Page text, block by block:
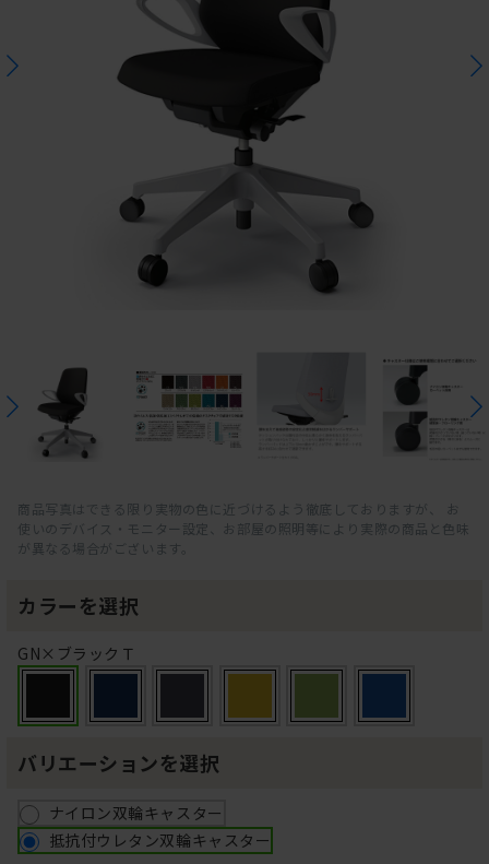
商品写真はできる限り実物の色に近づけるよう徹底しておりますが、 お
使いのデバイス・モニター設定、お部屋の照明等により実際の商品と色味
が異なる場合がございます。
カラーを選択
GN×ブラックＴ
バリエーションを選択
ナイロン双輪キャスター
抵抗付ウレタン双輪キャスター